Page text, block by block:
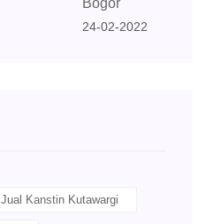
24-02-2022
Jual Kanstin Kutawargi